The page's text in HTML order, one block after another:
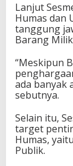
Lanjut
Humas dan
tanggung
Barang
“Meskipun
ada banyak
sebutnya.
Selain itu,
target
Humas,
Publik.